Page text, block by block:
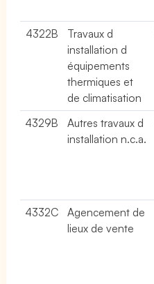
4322B
Travaux d
installation d
équipements
thermiques et
de climatisation
4329B
Autres travaux d
installation n.c.a.
4332C
Agencement de
lieux de vente